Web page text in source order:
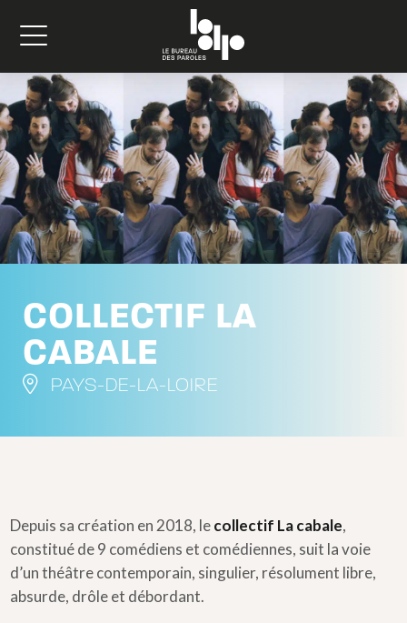
COLLECTIF LA
CABALE
PAYS-DE-LA-LOIRE
Depuis sa création en 2018, lecollectif La cabale,
constitué de 9 comédiens et comédiennes, suit la voie
d’un théâtre contemporain, singulier, résolument libre,
absurde, drôle et débordant.